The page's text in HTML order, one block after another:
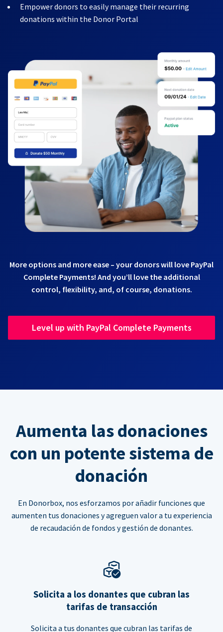
Empower donors to easily manage their recurring
donations within the Donor Portal
More options and more ease – your donors will love PayPal
Complete Payments! And you’ll love the additional
control, flexibility, and, of course, donations.
Level up with PayPal Complete Payments
Aumenta las donaciones
con un potente sistema de
donación
En Donorbox, nos esforzamos por añadir funciones que
aumenten tus donaciones y agreguen valor a tu experiencia
de recaudación de fondos y gestión de donantes.
Solicita a los donantes que cubran las
tarifas de transacción
Solicita a tus donantes que cubran las tarifas de